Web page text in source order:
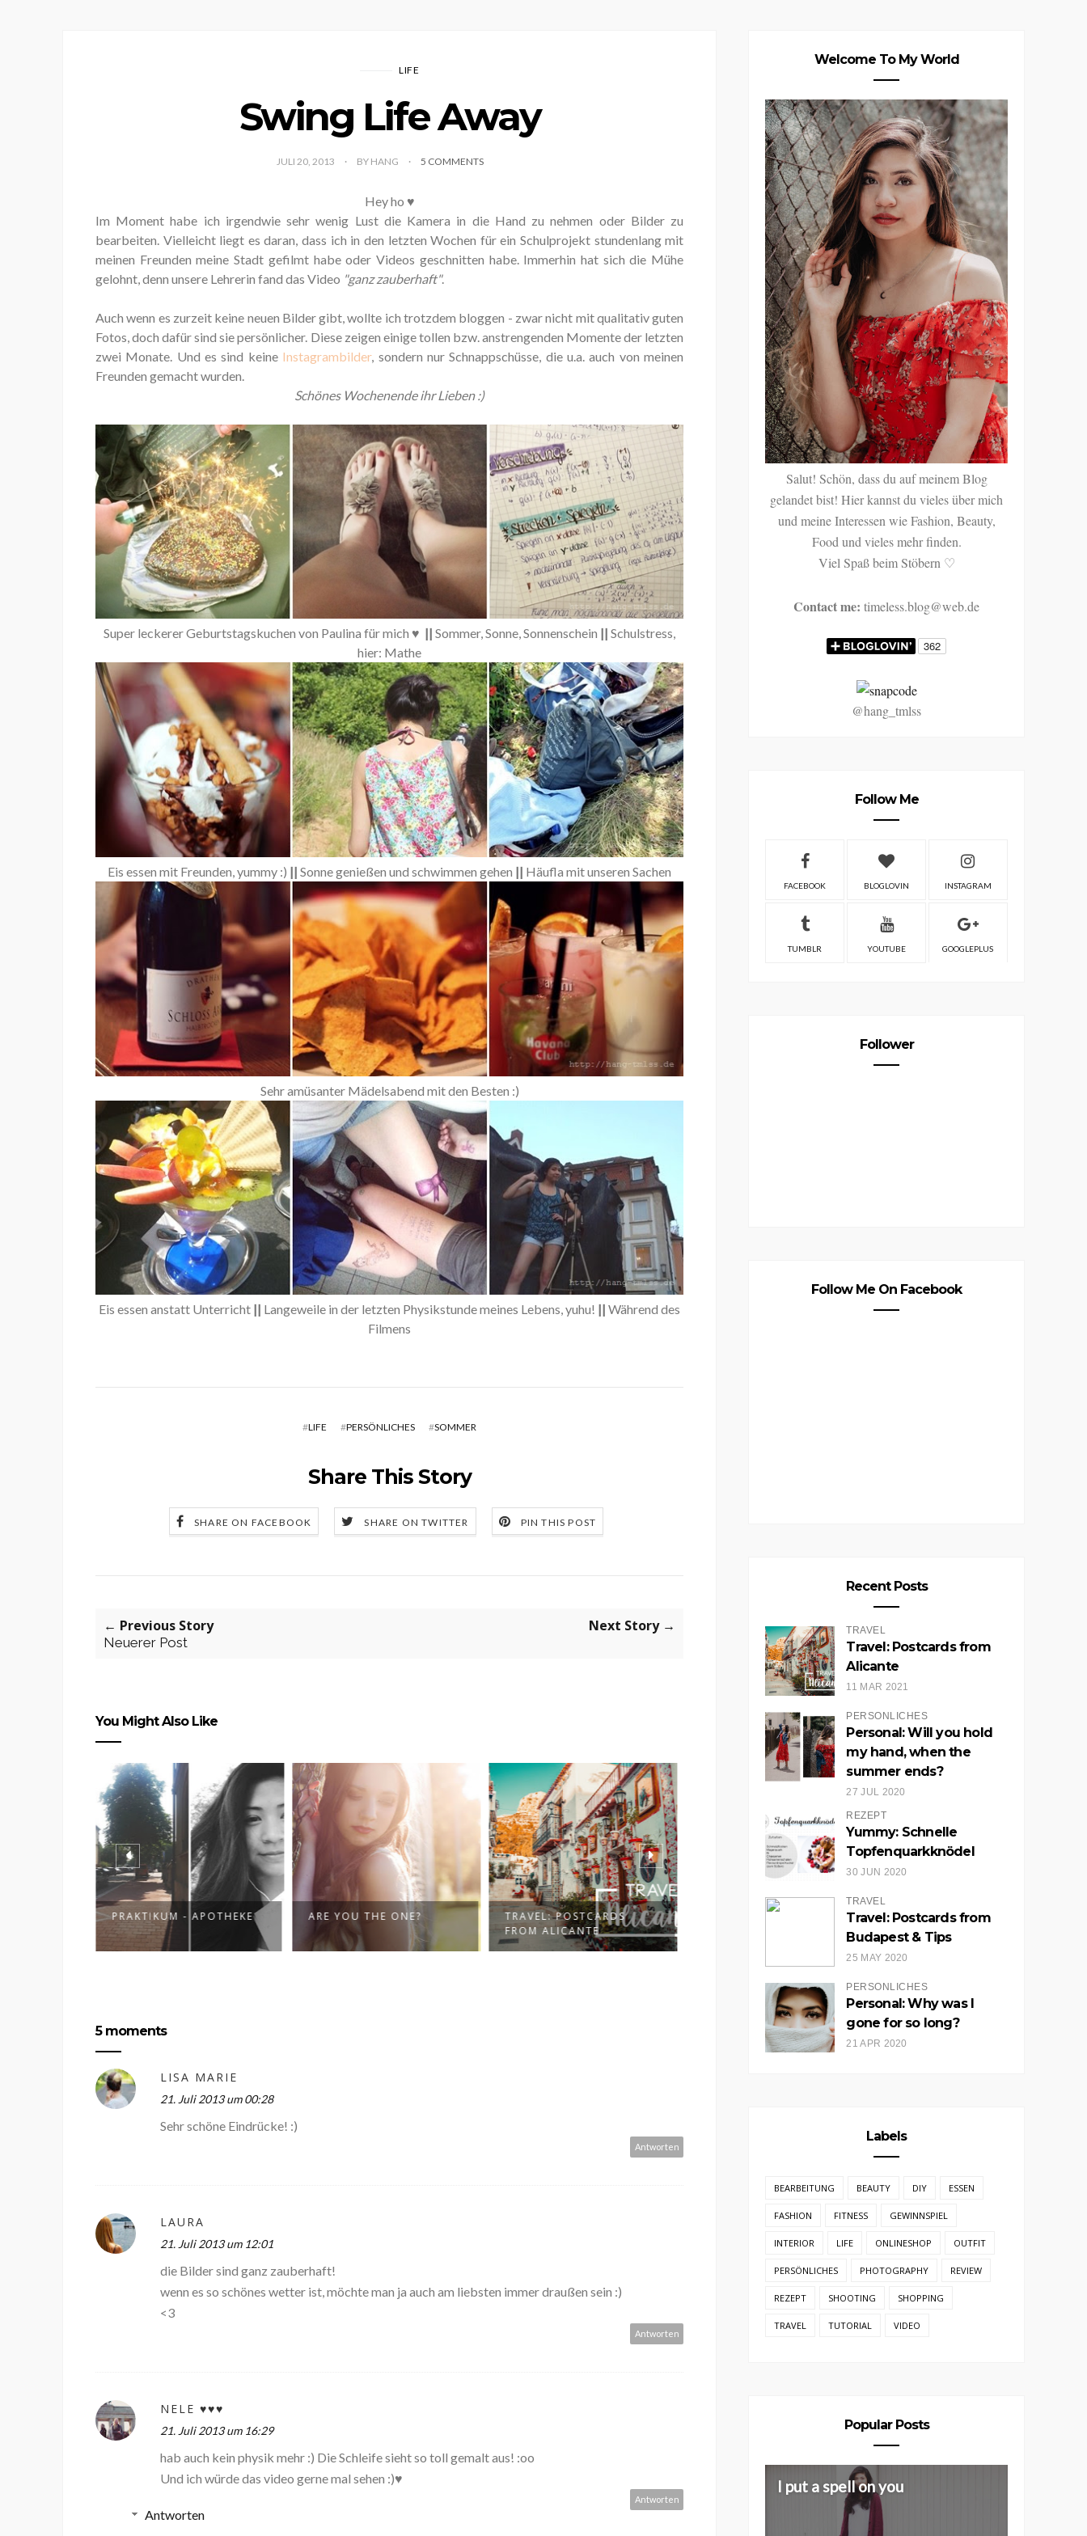
LIFE
Swing Life Away
JULI 20, 2013 BY HANG 5 COMMENTS
Hey ho ♥
Im Moment habe ich irgendwie sehr wenig Lust die Kamera in die Hand zu nehmen oder Bilder zu
bearbeiten. Vielleicht liegt es daran, dass ich in den letzten Wochen für ein Schulprojekt stundenlang mit
meinen Freunden meine Stadt gefilmt habe oder Videos geschnitten habe. Immerhin hat sich die Mühe
gelohnt, denn unsere Lehrerin fand das Video "ganz zauberhaft".
Auch wenn es zurzeit keine neuen Bilder gibt, wollte ich trotzdem bloggen - zwar nicht mit qualitativ guten
Fotos, doch dafür sind sie persönlicher. Diese zeigen einige tollen bzw. anstrengenden Momente der letzten
zwei Monate. Und es sind keine Instagrambilder, sondern nur Schnappschüsse, die u.a. auch von meinen
Freunden gemacht wurden.
Schönes Wochenende ihr Lieben :)
Super leckerer Geburtstagskuchen von Paulina für mich ♥ || Sommer, Sonne, Sonnenschein ||Schulstress,
hier: Mathe
Eis essen mit Freunden, yummy :) || Sonne genießen und schwimmen gehen || Häufla mit unseren Sachen
Sehr amüsanter Mädelsabend mit den Besten :)
Eis essen anstatt Unterricht || Langeweile in der letzten Physikstunde meines Lebens, yuhu! ||Während des
Filmens
#LIFE #PERSÖNLICHES #SOMMER
Share This Story
SHARE ON FACEBOOK SHARE ON TWITTER PIN THIS POST
← Previous Story
Neuerer Post
Next Story →
You Might Also Like
ARE YOU THE ONE?
TRAVEL: POSTCARDS
FROM ALICANTE
OUTFIT: KONSUM-
KONFLIKT
RANDOM SUMMER '13
THE SUN DON'T SHINE
WITHOUT YOU
5 moments
LISA MARIE
21. Juli 2013 um 00:28
Sehr schöne Eindrücke! :)
Antworten
LAURA
21. Juli 2013 um 12:01
die Bilder sind ganz zauberhaft!
wenn es so schönes wetter ist, möchte man ja auch am liebsten immer draußen sein :)
<3
Antworten
NELE ♥♥♥
21. Juli 2013 um 16:29
hab auch kein physik mehr :) Die Schleife sieht so toll gemalt aus! :oo
Und ich würde das video gerne mal sehen :)♥
Antworten
Antworten
Welcome To My World
Salut! Schön, dass du auf meinem Blog
gelandet bist! Hier kannst du vieles über mich
und meine Interessen wie Fashion, Beauty,
Food und vieles mehr finden.
Viel Spaß beim Stöbern ♡
Contact me: timeless.blog@web.de
@hang_tmlss
Follow Me
FACEBOOK BLOGLOVIN INSTAGRAM
TUMBLR YOUTUBE GOOGLEPLUS
Follower
Follow Me On Facebook
Recent Posts
TRAVEL
Travel: Postcards from
Alicante
11 MAR 2021
PERSÖNLICHES
Personal: Will you hold
my hand, when the
summer ends?
27 JUL 2020
REZEPT
Yummy: Schnelle
Topfenquarkknödel
30 JUN 2020
TRAVEL
Travel: Postcards from
Budapest & Tips
25 MAY 2020
PERSÖNLICHES
Personal: Why was I
gone for so long?
21 APR 2020
Labels
BEARBEITUNG BEAUTY DIY ESSEN
FASHION FITNESS GEWINNSPIEL
INTERIOR LIFE ONLINESHOP OUTFIT
PERSÖNLICHES PHOTOGRAPHY REVIEW
REZEPT SHOOTING SHOPPING
TRAVEL TUTORIAL VIDEO
Popular Posts
I put a spell on you